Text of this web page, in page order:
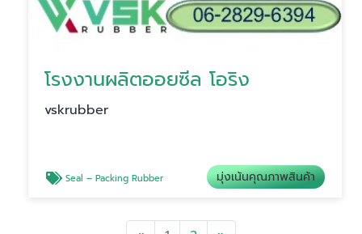
โรงงานผลิตออยซีล โอริง
vskrubber
Seal – Packing Rubber มุ่งเน้นคุณภาพสินค้า